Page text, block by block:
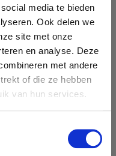
media te bieden
Ook delen we
site met onze
en analyse. Deze
met andere
of die ze hebben
van hun services.
nieuwsbericht. Schrijf
AANMELDEN